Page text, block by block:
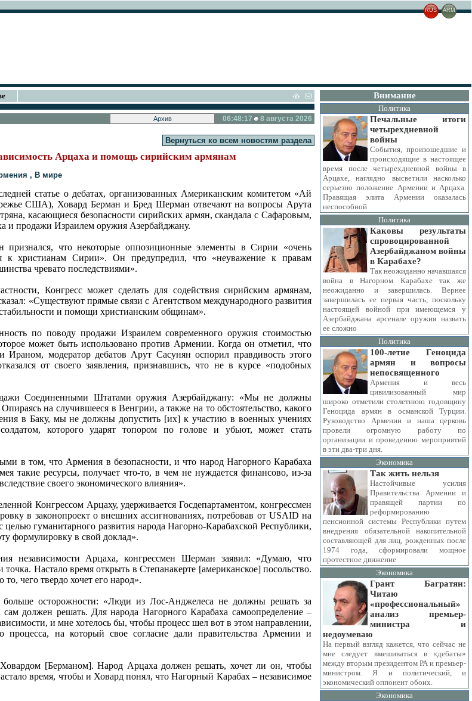
RUS ARM
06:48:18 8 августа 2026
Вернуться ко всем новостям раздела
Арцаха и помощь сирийским армянам
, В мире
статье о дебатах, организованных Американским комитетом «Ай
США), Ховард Берман и Бред Шерман отвечают на вопросы Арута
касающиеся безопасности сирийских армян, скандала с Сафаровым,
и продажи Израилем оружия Азербайджану.
признался, что некоторые оппозиционные элементы в Сирии «очень
к христианам Сирии». Он предупредил, что «неуважение к правам
чревато последствиями».
Конгресс может сделать для содействия сирийским армянам,
«Существуют прямые связи с Агентством международного развития
и помощи христианским общинам».
по поводу продажи Израилем современного оружия стоимостью
может быть использовано против Армении. Когда он отметил, что
модератор дебатов Арут Сасунян оспорил правдивость этого
от своего заявления, признавшись, что не в курсе «подобных
Соединенными Штатами оружия Азербайджану: «Мы не должны
на случившееся в Венгрии, а также на то обстоятельство, какого
в Баку, мы не должны допустить [их] к участию в военных учениях
которого ударят топором по голове и убьют, может стать
в том, что Армения в безопасности, и что народ Нагорного Карабаха
такие ресурсы, получает что-то, в чем не нуждается финансово, из-за
своего экономического влияния».
Конгрессом Арцаху, удерживается Госдепартаментом, конгрессмен
в законопроект о внешних ассигнованиях, потребовав от USAID на
целью гуманитарного развития народа Нагорно-Карабахской Республики,
формулировку в свой доклад».
независимости Арцаха, конгрессмен Шерман заявил: «Думаю, что
Настало время открыть в Степанакерте [американское] посольство.
чего твердо хочет его народ».
осторожности: «Люди из Лос-Анджелеса не должны решать за
должен решать. Для народа Нагорного Карабаха самоопределение –
и мне хотелось бы, чтобы процесс шел вот в этом направлении,
процесса, на который свое согласие дали правительства Армении и
[Берманом]. Народ Арцаха должен решать, хочет ли он, чтобы
время, чтобы и Ховард понял, что Нагорный Карабах – независимое
Внимание
Политика
Печальные итоги
четырехдневной
войны
События, произошедшие и
происходящие в настоящее
время после четырехдневной войны в
Арцахе, наглядно высветили насколько
серьезно положение Армении и Арцаха.
Правящая элита Армении оказалась
неспособной
Политика
Каковы результаты
спровоцированной
Азербайджаном войны
в Карабахе?
Так неожиданно начавшаяся
война в Нагорном Карабахе так же
неожиданно и завершилась. Вернее
завершилась ее первая часть, поскольку
настоящей войной при имеющемся у
Азербайджана арсенале оружия назвать
ее сложно
Политика
100-летие Геноцида
армян и вопросы
непосвященного
Армения и весь
цивилизованный мир
широко отметили столетнюю годовщину
Геноцида армян в османской Турции.
Руководство Армении и наша церковь
провели огромную работу по
организации и проведению мероприятий
в эти два-три дня.
Экономика
Так жить нельзя
Настойчивые усилия
Правительства Армении и
правящей партии по
реформированию
пенсионной системы Республики путем
внедрения обязательной накопительной
составляющей для лиц, рожденных после
1974 года, сформировали мощное
протестное движение
Экономика
Грант Багратян:
Читаю
«профессиональный»
анализ премьер-
министра и
недоумеваю
На первый взгляд кажется, что сейчас не
мне следует вмешиваться в «дебаты»
между вторым президентом РА и премьер-
министром. Я и политический, и
экономический оппонент обоих.
Экономика